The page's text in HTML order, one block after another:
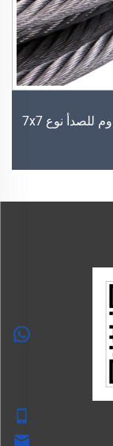
كابل أسلاك مطلي بالـ PVC من الفولاذ المقاوم للصدأ نوع 7x7